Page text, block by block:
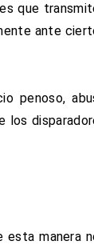
que
ante
penoso,
los
esta manera